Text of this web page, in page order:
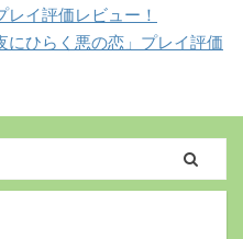
レイ評価レビュー！
にひらく悪の恋」プレイ評価